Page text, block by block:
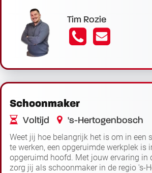
Tim Rozie
Schoonmaker
Voltijd 's-Hertogenbosch
€2.688 -€ 2.800
Weet jij hoe belangrijk het is om in een
te werken, een opgeruimde werkplek is
opgeruimd hoofd. Met jouw ervaring in
zorg jij als schoonmaker in de regio 's-